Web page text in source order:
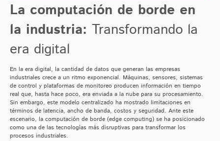
La computación de borde en
la industria: Transformando la
era digital
En la era digital, la cantidad de datos que generan las empresas
industriales crece a un ritmo exponencial. Máquinas, sensores, sistemas
de control y plataformas de monitoreo producen información en tiempo
real que, hasta hace poco, era enviada a la nube para su procesamiento.
Sin embargo, este modelo centralizado ha mostrado limitaciones en
términos de latencia, ancho de banda, costos y seguridad. Ante este
escenario, la computación de borde (edge computing) se ha posicionado
como una de las tecnologías más disruptivas para transformar los
procesos industriales.